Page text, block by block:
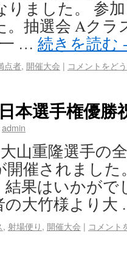
りました。 参
。抽選会 Aク
… 続きを読む
点者, 開催大会 | コメントをど
本選手権優勝
admin
山重隆選手の
開催されまし
果はいかが
の大竹様より
, 射場便り, 開催大会 | コメント